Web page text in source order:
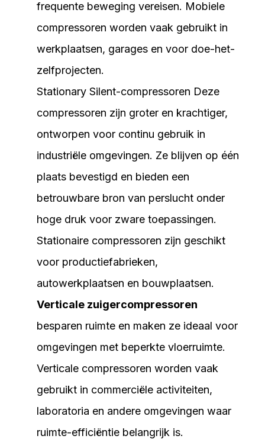
frequente beweging vereisen. Mobiele
compressoren worden vaak gebruikt in
werkplaatsen, garages en voor doe-het-
zelfprojecten.
Stationary Silent-compressoren Deze
compressoren zijn groter en krachtiger,
ontworpen voor continu gebruik in
industriële omgevingen. Ze blijven op één
plaats bevestigd en bieden een
betrouwbare bron van perslucht onder
hoge druk voor zware toepassingen.
Stationaire compressoren zijn geschikt
voor productiefabrieken,
autowerkplaatsen en bouwplaatsen.
Verticale zuigercompressoren
besparen ruimte en maken ze ideaal voor
omgevingen met beperkte vloerruimte.
Verticale compressoren worden vaak
gebruikt in commerciële activiteiten,
laboratoria en andere omgevingen waar
ruimte-efficiëntie belangrijk is.